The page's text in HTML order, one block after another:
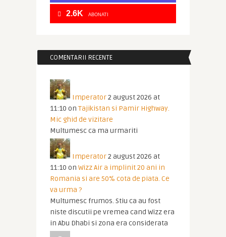
2.6K ABONATI
COMENTARII RECENTE
Imperator2 august 2026 at
11:10 on Tajikistan si Pamir Highway.
Mic ghid de vizitare
Multumesc ca ma urmariti
Imperator2 august 2026 at
11:10 on Wizz Air a implinit 20 ani in
Romania si are 50% cota de piata. Ce
va urma ?
Multumesc frumos. Stiu ca au fost
niste discutii pe vremea cand Wizz era
in Abu Dhabi si zona era considerata